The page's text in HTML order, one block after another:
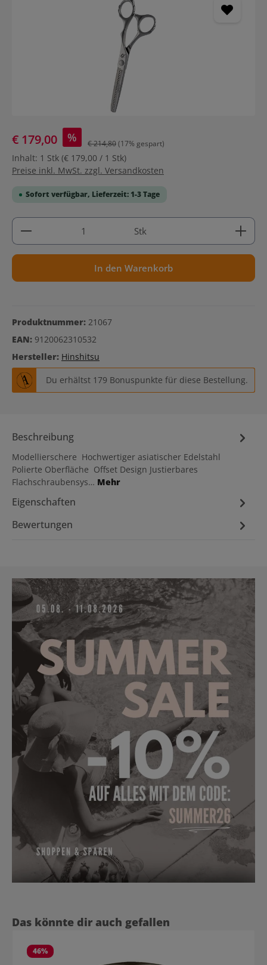
€ 179,00 % € 214,80(17% gespart)
Inhalt: 1 Stk (€ 179,00 / 1 Stk)
Preise inkl. MwSt. zzgl. Versandkosten
Sofort verfügbar, Lieferzeit: 1-3 Tage
Produkt Anzahl: Gib den gewünschten Wert ein
Stk
In den Warenkorb
Produktnummer: 21067
EAN: 9120062310532
Hersteller: Hinshitsu
Du erhältst 179 Bonuspunkte für diese Bestellung.
Beschreibung
Modellierschere Hochwertiger asiatischer Edelstahl
Polierte Oberfläche Offset Design Justierbares
Flachschraubensys… Mehr
Eigenschaften
Bewertungen
Produktgalerie überspringen
Das könnte dir auch gefallen
46%